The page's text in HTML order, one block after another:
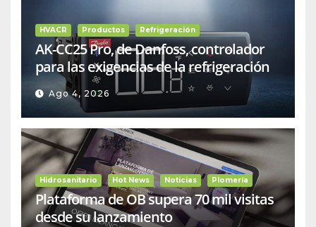
HVACR Productos Refrigeración
AK-CC25 Pro, de Danfoss, controlador
para las exigencias de la refrigeración
comercial
Ago 4, 2026
Hidrosanitario Hot News Noticias Plomería
Plataforma de OB supera 70 mil visitas
desde su lanzamiento